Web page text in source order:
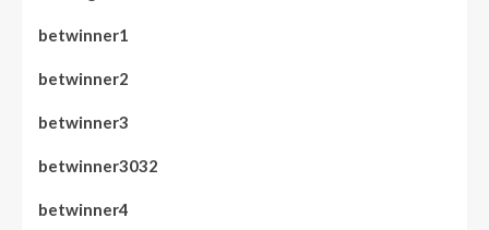
betwinner1
betwinner2
betwinner3
betwinner3032
betwinner4